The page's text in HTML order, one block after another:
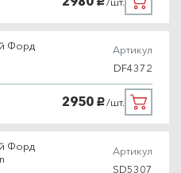
Форд
Артикул
DF4372
2950 руб./шт.
Форд
Артикул
SD5307